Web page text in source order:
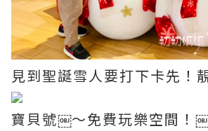
見到聖誕雪人要打下卡先！
寶貝號￼～免費玩樂空間！